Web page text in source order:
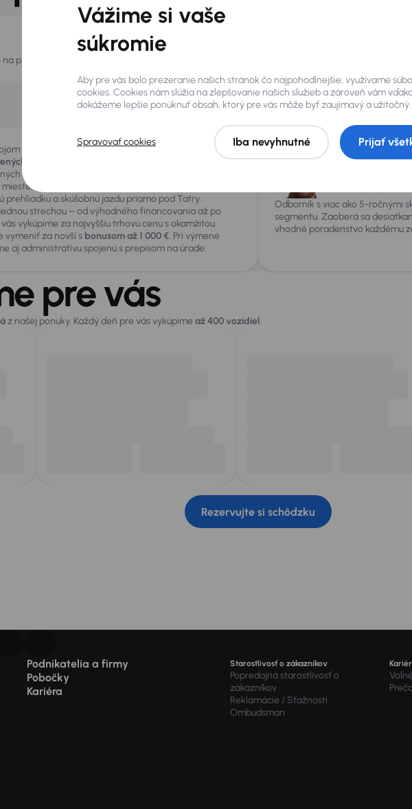
pobočke
O pobočke
autocentre na adresePriemyselný areál východ
vozidiel
. Každý automobil u nás získava doživotnú
kilometrov a garanciu
z našej siete čítajúcej
a skúšobnú jazdu priamo pod Tatry.
strechou – od výhodného financovania až po
vykúpime za najvyššiu trhovú cenu s okamžitou
vymeniť za novší s bonusom až 1 000 €. Pri výmene
aj administratívu spojenú s prepisom na úrade.
Milan Šoltys
Odborník s viac ako 5-ročnými
segmentu. Zaoberá sa
vhodné poradenstvo každému
pre vás
z našej ponuky. Každý deň pre vás vykúpimeaž 400 vozidiel.
Rezervujte si schôdzku
Podnikatelia a firmy
Pobočky
Kariéra
Starostlivosť o zákazníkov
Popredajná starostlivosť o
zákazníkov
Reklamácie / Sťažnosti
Ombudsman
Vážime si vaše
súkromie
Aby pre vás bolo prezeranie našich stránok čo najpohodlnejšie, využívame
cookies. Cookies nám slúžia na zlepšovanie našich služieb a zároveň vám
dokážeme lepšie ponúknuť obsah, ktorý pre vás môže byť zaujímavý a užitočný.
Spravovať cookies Iba nevyhnutné Prijať